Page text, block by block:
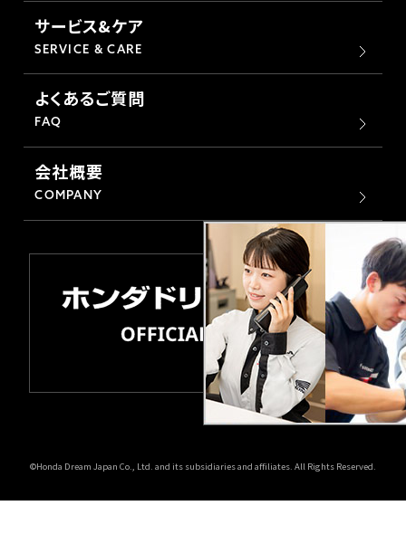
サービス&ケア
SERVICE & CARE
よくあるご質問
FAQ
会社概要
COMPANY
©Honda Dream Japan Co., Ltd. and its subsidiaries and affiliates. All Rights Reserved.